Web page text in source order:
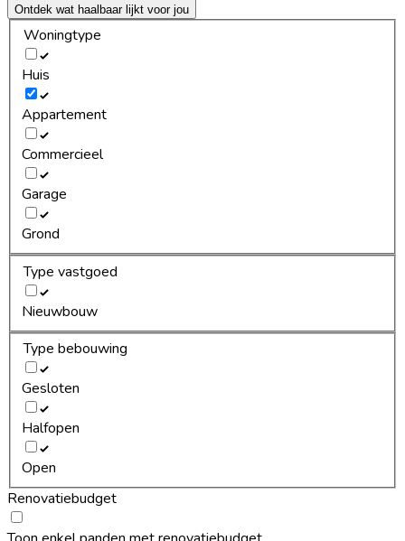
Ontdek wat haalbaar lijkt voor jou
Woningtype
Huis
Appartement
Commercieel
Garage
Grond
Type vastgoed
Nieuwbouw
Type bebouwing
Gesloten
Halfopen
Open
Renovatiebudget